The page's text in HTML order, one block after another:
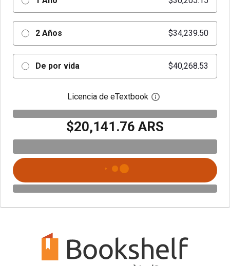
2 Años $34,239.50
De por vida $40,268.53
Licencia de eTextbook Abre el cuadro de
$20,141.76 ARS